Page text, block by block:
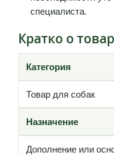
специалиста.
Кратко о
Категория
Товар для собак
Назначение
Дополнение или